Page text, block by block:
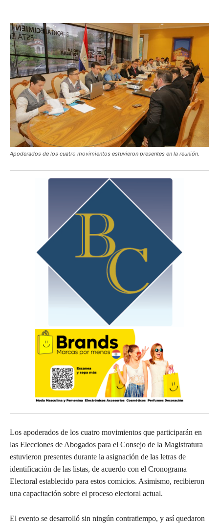
Apoderados de los cuatro movimientos estuvieron presentes en la reunión.
Los apoderados de los cuatro movimientos que participarán en
las Elecciones de Abogados para el Consejo de la Magistratura
estuvieron presentes durante la asignación de las letras de
identificación de las listas, de acuerdo con el Cronograma
Electoral establecido para estos comicios. Asimismo, recibieron
una capacitación sobre el proceso electoral actual.
El evento se desarrolló sin ningún contratiempo, y así quedaron